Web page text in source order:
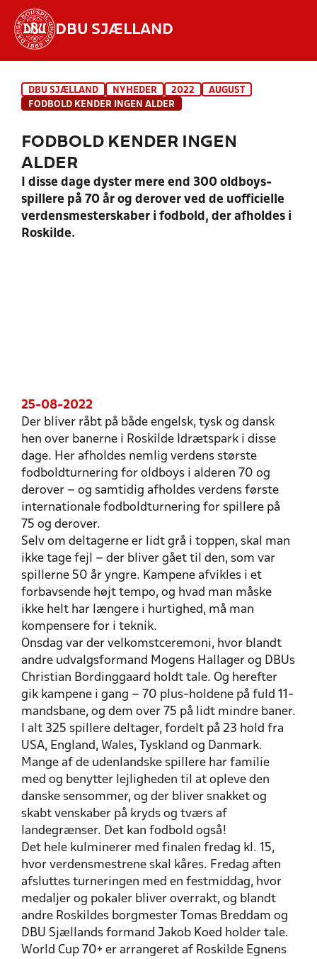
DBU SJÆLLAND
INDHOLD OG NYHEDER
HOLD
DBU SJÆLLAND NYHEDER 2022
AUGUST
FODBOLD KENDER INGEN ALDER
FODBOLD KENDER INGEN
ALDER
I disse dage dyster mere end 300 oldboys-
spillere på 70 år og derover ved de uofficielle
verdensmesterskaber i fodbold, der afholdes i
Roskilde.
25-08-2022
Der bliver råbt på både engelsk, tysk og dansk
hen over banerne i Roskilde Idrætspark i disse
dage. Her afholdes nemlig verdens største
fodboldturnering for oldboys i alderen 70 og
derover – og samtidig afholdes verdens første
internationale fodboldturnering for spillere på
75 og derover.
Selv om deltagerne er lidt grå i toppen, skal man
ikke tage fejl – der bliver gået til den, som var
spillerne 50 år yngre. Kampene afvikles i et
forbavsende højt tempo, og hvad man måske
ikke helt har længere i hurtighed, må man
kompensere for i teknik.
Onsdag var der velkomstceremoni, hvor blandt
andre udvalgsformand Mogens Hallager og DBUs
Christian Bordinggaard holdt tale. Og herefter
gik kampene i gang – 70 plus-holdene på fuld 11-
mandsbane, og dem over 75 på lidt mindre baner.
I alt 325 spillere deltager, fordelt på 23 hold fra
USA, England, Wales, Tyskland og Danmark.
Mange af de udenlandske spillere har familie
med og benytter lejligheden til at opleve den
danske sensommer, og der bliver snakket og
skabt venskaber på kryds og tværs af
landegrænser. Det kan fodbold også!
Det hele kulminerer med finalen fredag kl. 15,
hvor verdensmestrene skal kåres. Fredag aften
afsluttes turneringen med en festmiddag, hvor
medaljer og pokaler bliver overrakt, og blandt
andre Roskildes borgmester Tomas Breddam og
DBU Sjællands formand Jakob Koed holder tale.
World Cup 70+ er arrangeret af Roskilde Egnens